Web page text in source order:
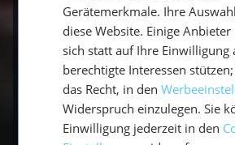
zum Beispiel
Landschaftsaufnahmen. Diese
durch eine große Brennweite
zu bekommen. Für die
das Standardobjektiv
ausreichend. Durch drehen
können Motive herangezoomt
Gerätemerkmale. Ihre
diese Website. Einige
sich statt auf Ihre Einwilligung
berechtigte Interessen
das Recht, in den
Widerspruch einzulegen. Sie
Einwilligung jederzeit in den